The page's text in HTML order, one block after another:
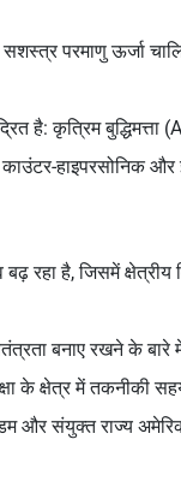
परमाणु ऊर्जा
कृत्रिम बुद्धिमत्ता
हाइपरसोनिक और
बढ़ रहा है, जिसमें
बनाए रखने के बारे
के क्षेत्र में तकनीकी
और संयुक्त राज्य